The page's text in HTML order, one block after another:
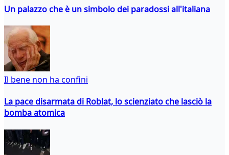
Un palazzo che è un simbolo dei paradossi all'italiana
Il bene non ha confini
La pace disarmata di Roblat, lo scienziato che lasciò la
bomba atomica